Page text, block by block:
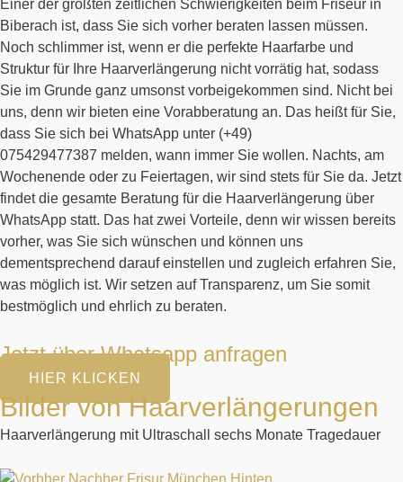
Einer der größten zeitlichen Schwierigkeiten beim Friseur in
Biberach ist, dass Sie sich vorher beraten lassen müssen.
Noch schlimmer ist, wenn er die perfekte Haarfarbe und
Struktur für Ihre Haarverlängerung nicht vorrätig hat, sodass
Sie im Grunde ganz umsonst vorbeigekommen sind. Nicht bei
uns, denn wir bieten eine Vorabberatung an. Das heißt für Sie,
dass Sie sich bei WhatsApp unter (+49)
075429477387 melden, wann immer Sie wollen. Nachts, am
Wochenende oder zu Feiertagen, wir sind stets für Sie da. Jetzt
findet die gesamte Beratung für die Haarverlängerung über
WhatsApp statt. Das hat zwei Vorteile, denn wir wissen bereits
vorher, was Sie sich wünschen und können uns
dementsprechend darauf einstellen und zugleich erfahren Sie,
was möglich ist. Wir setzen auf Transparenz, um Sie somit
bestmöglich und ehrlich zu beraten.
Jetzt über Whatsapp anfragen
HIER KLICKEN
Bilder von Haarverlängerungen​
Haarverlängerung mit Ultraschall sechs Monate Tragedauer​